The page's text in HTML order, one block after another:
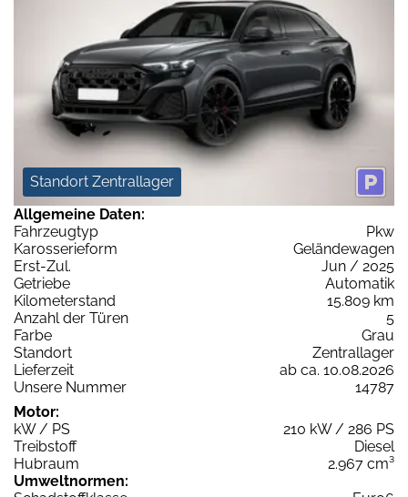
Standort Zentrallager
Allgemeine Daten:
Fahrzeugtyp
Pkw
Karosserieform
Geländewagen
Erst-Zul.
Jun / 2025
Getriebe
Automatik
Kilometerstand
15.809 km
Anzahl der Türen
5
Farbe
Grau
Standort
Zentrallager
Lieferzeit
ab ca. 10.08.2026
Unsere Nummer
14787
Motor:
kW / PS
210 kW / 286 PS
Treibstoff
Diesel
Hubraum
2.967 cm³
Umweltnormen: